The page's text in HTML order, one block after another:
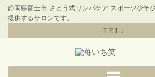
静岡県富士市 さとう式リンパケア スポーツ少年
提供するサロンです。
TEL: